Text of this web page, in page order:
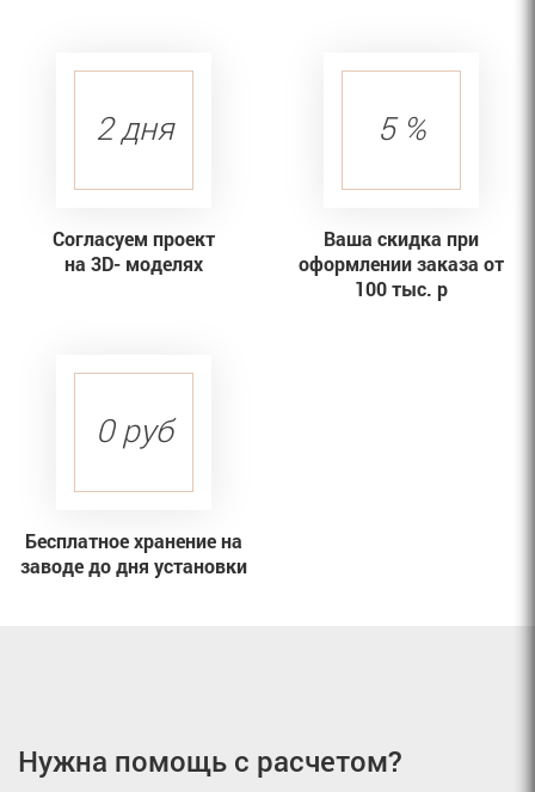
2 дня
Согласуем проект
на 3D- моделях
5 %
Ваша скидка при
оформлении заказа от
100 тыс. р
0 руб
Бесплатное хранение на
заводе до дня установки
Нужна помощь с расчетом?